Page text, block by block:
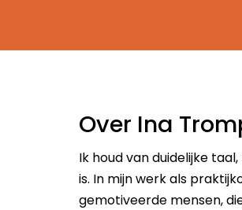
Over Ina
Ik houd van duidelijke
is. In mijn werk als
gemotiveerde mensen,